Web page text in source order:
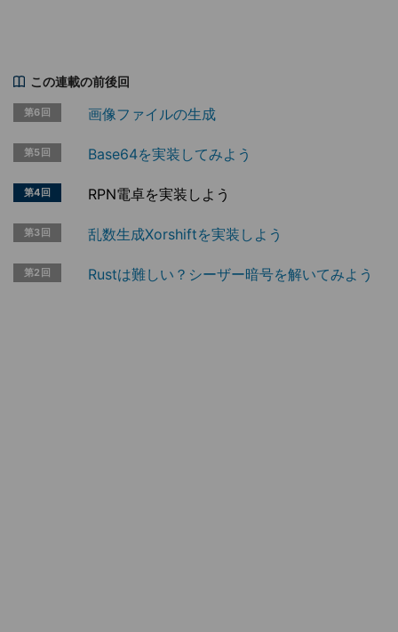
この連載の前後回
第6回 画像ファイルの生成
第5回 Base64を実装してみよう
第4回 RPN電卓を実装しよう
第3回 乱数生成Xorshiftを実装しよう
第2回 Rustは難しい？シーザー暗号を解いてみよう